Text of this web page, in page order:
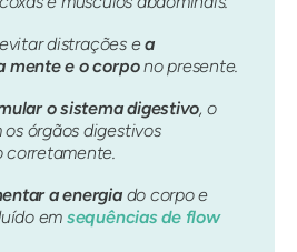
distrações ea
mente e o corpono presente.
o sistema digestivo, o
órgãos digestivos
corretamente.
a energiado corpo e
em sequências de flow